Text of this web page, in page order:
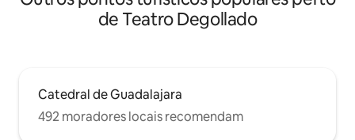
de Teatro Degollado
Catedral de Guadalajara
492 moradores locais recomendam